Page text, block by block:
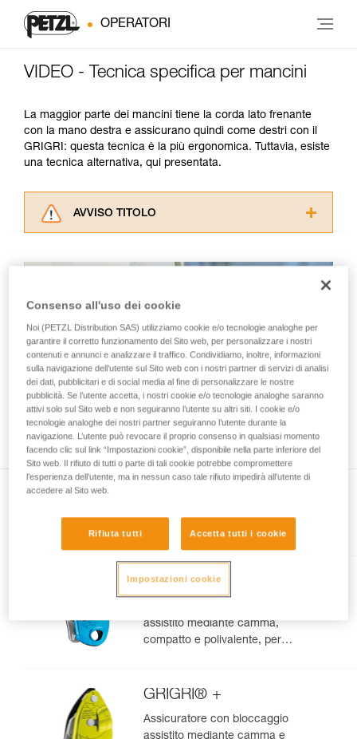
OPERATORI
VIDEO - Tecnica specifica per mancini
La maggior parte dei mancini tiene la corda lato frenante
con la mano destra e assicurano quindi come destri con il
GRIGRI: questa tecnica è la più ergonomica. Tuttavia, esiste
una tecnica alternativa, qui presentata.
AVVISO TITOLO
capire queste ulteriori informazioni.
La padronanza di queste tecniche richiede una
formazione ed un addestramento specifico.
Verificate con un professionista la vostra
capacità di rifare la manovra, da soli, in piena
sicurezza, prima di riprodurla autonomamente.
Forniamo esempi di tecniche relative alla vostra
attività. Ne possono esistere altre che non
vengono qui descritte.
Presente nell'articolo
GRIGRI®
assistito mediante camma,
compatto e polivalente, per
GRIGRI® +
Assicuratore con bloccaggio
assistito mediante camma e
Consenso all'uso dei cookie
Noi (PETZL Distribution SAS) utilizziamo cookie e/o tecnologie analoghe per
garantire il corretto funzionamento del Sito web, per personalizzare i nostri
contenuti e annunci e analizzare il traffico. Condividiamo, inoltre, informazioni
sulla navigazione dell’utente sul Sito web con i nostri partner di servizi di analisi
dei dati, pubblicitari e di social media al fine di personalizzare le nostre
pubblicità. Se l’utente accetta, i nostri cookie e/o tecnologie analoghe saranno
attivi solo sul Sito web e non seguiranno l’utente su altri siti. I cookie e/o
tecnologie analoghe dei nostri partner seguiranno l’utente durante la
navigazione. L’utente può revocare il proprio consenso in qualsiasi momento
facendo clic sul link “Impostazioni cookie”, disponibile nella parte inferiore del
Sito web. Il rifiuto di tutti o parte di tali cookie potrebbe compromettere
l’esperienza dell’utente, ma in nessun caso tale rifiuto impedirà all’utente di
accedere al Sito web.
Rifiuta tutti Accetta tutti i cookie
Impostazioni cookie